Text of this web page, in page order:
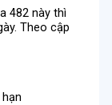
482 này thì
Theo cập